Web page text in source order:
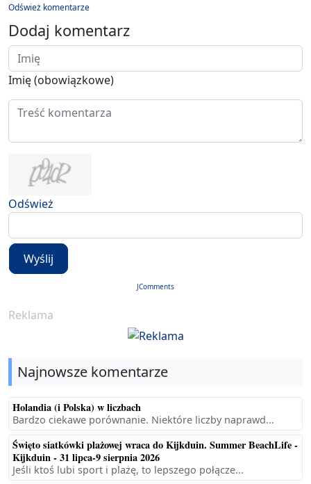
Odśwież komentarze
Dodaj komentarz
Imię (obowiązkowe)
Odśwież
Wyślij
JComments
Reklama
Najnowsze komentarze
Holandia (i Polska) w liczbach
Bardzo ciekawe porównanie. Niektóre liczby naprawd...
Święto siatkówki plażowej wraca do Kijkduin. Summer BeachLife -
Kijkduin - 31 lipca-9 sierpnia 2026
Jeśli ktoś lubi sport i plażę, to lepszego połącze...